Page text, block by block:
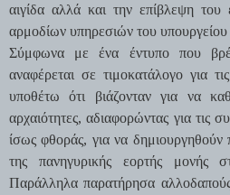
αιγίδα αλλά και την επίβλεψη του
αρμοδίων υπηρεσιών του υπουργείου
Σύμφωνα με ένα έντυπο που
αναφέρεται σε τιμοκατάλογο για
υποθέτω ότι βιάζονταν για να
αρχαιότητες, αδιαφορώντας για τις
ίσως φθοράς, για να δημιουργηθούν
της πανηγυρικής εορτής μονής
Παράλληλα παρατήρησα